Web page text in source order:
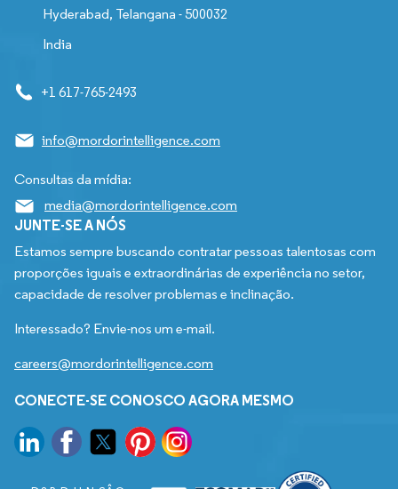
Hyderabad, Telangana - 500032
India
+1 617-765-2493
info@mordorintelligence.com
Consultas da mídia:
media@mordorintelligence.com
JUNTE-SE A NÓS
Estamos sempre buscando contratar pessoas talentosas com
proporções iguais e extraordinárias de experiência no setor,
capacidade de resolver problemas e inclinação.
Interessado? Envie-nos um e-mail.
careers@mordorintelligence.com
CONECTE-SE CONOSCO AGORA MESMO